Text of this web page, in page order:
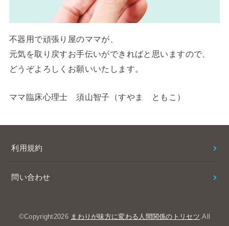
不器用で頑張り屋のママが、
元気を取り戻すお手伝いができればと思いますので、
どうぞよろしくお願いいたします。
ママ臨床心理士 須山智子（すやま ともこ）
利用規約
問い合わせ
©Copyright2026 まわりが味方に変わる人間関係のトリセツ.All